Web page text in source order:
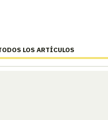
LOS ARTÍCULOS